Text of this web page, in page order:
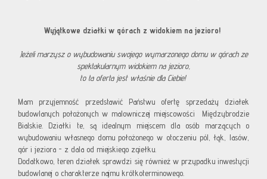
Wyjątkowe działki w górach z widokiem na jezioro!
Jeżeli marzysz o wybudowaniu swojego wymarzonego domu w górach ze
spektakularnym widokiem na jezioro,
to ta oferta jest właśnie dla Ciebie!
Mam przyjemność przedstawić Państwu ofertę sprzedaży działek
budowlanych położonych w malowniczej miejscowości Międzybrodzie
Bialskie. Działki te, są idealnym miejscem dla osób marzących o
wybudowaniu własnego domu położonego w otoczeniu pól, łąk, lasów,
gór i jeziora - z dala od miejskiego zgiełku.
Dodatkowo, teren działek sprawdzi się również w przypadku inwestycji
budowlanej o charakterze najmu krótkoterminowego.